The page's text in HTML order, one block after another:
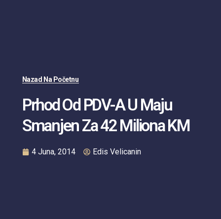
Nazad Na Početnu
Prhod Od PDV-A U Maju
Smanjen Za 42 Miliona KM
4 Juna, 2014 Edis Velicanin